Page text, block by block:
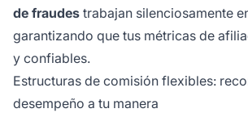
de fraudes trabajan silenciosamente
garantizando que tus métricas de
y confiables.
Estructuras de comisión flexibles:
desempeño a tu manera